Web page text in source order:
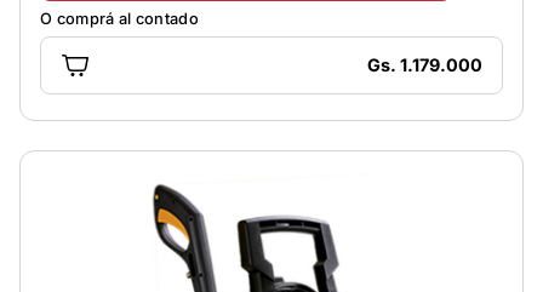
O comprá al contado
Gs. 1.179.000